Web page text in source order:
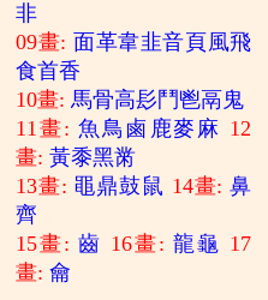
非
09畫: 面革韋韭音頁風飛
食首香
10畫:馬骨高髟 鬥鬯鬲 鬼
11畫: 魚鳥 鹵 鹿麥 麻 12
畫:黃黍黑黹
13畫: 黽鼎鼓鼠 14畫:鼻
齊
15畫:齒 16畫:龍龜 17
畫:龠